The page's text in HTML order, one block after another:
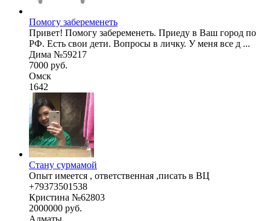
Помогу забеременеть
Привет! Помогу забеременеть. Приеду в Ваш город по
РФ. Есть свои дети. Вопросы в личку. У меня все д ...
Дима №59217
7000 руб.
Омск
1642
Стану сурмамой
Опыт имеется , ответственная ,писать в ВЦ
+79373501538
Кристина №62803
2000000 руб.
Алматы